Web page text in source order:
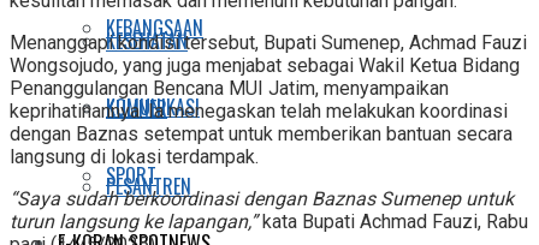
KESEHATAN
KULINER
SPORT
KEBANGSAAN
KOMUNIKASI
PESANTREN
Menanggapi kondisi tersebut, Bupati Sumenep, Achmad Fauzi
Wongsojudo, yang juga menjabat sebagai Wakil Ketua Bidang
Penanggulangan Bencana MUI Jatim, menyampaikan
keprihatinannya. Ia menegaskan telah melakukan koordinasi
dengan Baznas setempat untuk memberikan bantuan secara
langsung di lokasi terdampak.
“Saya sudah berkoordinasi dengan Baznas Sumenep untuk
turun langsung ke lapangan,”kata Bupati Achmad Fauzi, Rabu